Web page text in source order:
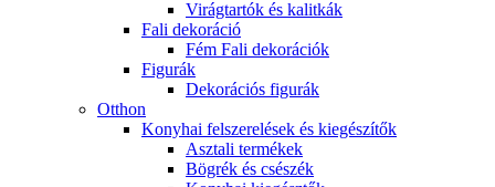
Virágtartók és kalitkák
Fali dekoráció
Fém Fali dekorációk
Figurák
Dekorációs figurák
Otthon
Konyhai felszerelések és kiegészítők
Asztali termékek
Bögrék és csészék